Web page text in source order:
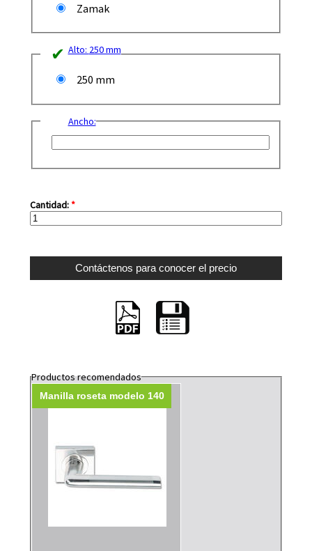
Zamak
Alto: 250 mm
250 mm
Ancho:
Cantidad:*
Productos recomendados
Manilla roseta modelo 140